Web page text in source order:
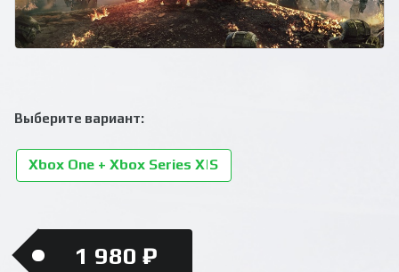
Выберите вариант:
Xbox One + Xbox Series X|S
1 980 ₽